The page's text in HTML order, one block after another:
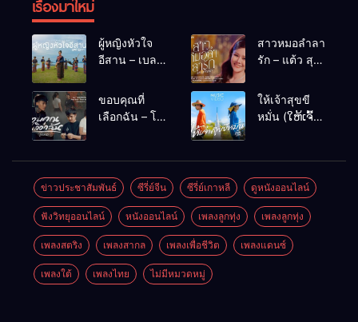
เรื่องมาใหม่
ผู้หญิงหัวใจ
อีสาน – เบลล์
[COVER
VERSION]
สาวหมอลำลา
รัก – แต้ว สุ
ขอบคุณที่
เลือกฉัน – โต๋
ให้เจ้าสุขขี
หมั่น (ໃຫ້ເຈົ້າ
ข่าวประชาสัมพันธ์ ซีรี่ย์จีน ซีรี่ย์เกาหลี ดูหนังออนไลน์
ฟังวิทยุออนไลน์ หนังออนไลน์ เพลงลูกทุ่ง เพลงลูกทุ่ง
เพลงสตริง เพลงสากล เพลงเพื่อชีวิต เพลงแดนซ์
เพลงใต้ เพลงไทย ไม่มีหมวดหมู่